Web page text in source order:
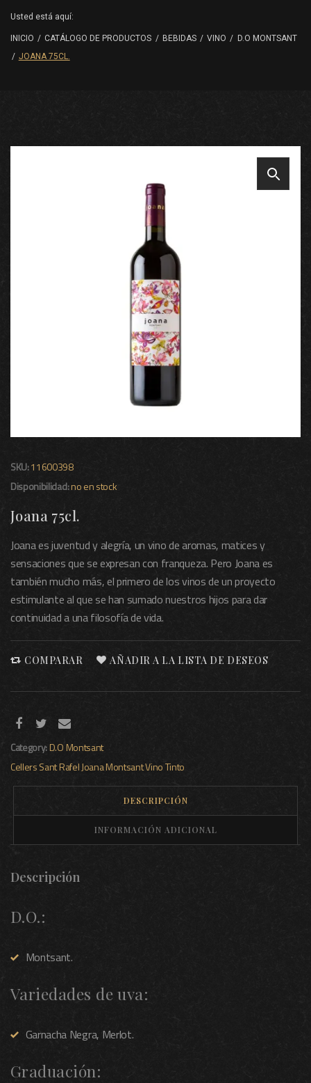
Usted está aquí:
INICIO / CATÁLOGO DE PRODUCTOS / BEBIDAS / VINO / D.O MONTSANT
/ JOANA 75CL.
SKU:11600398
Disponibilidad:no en stock
Joana 75cl.
Joana es juventud y alegría, un vino de aromas, matices y
sensaciones que se expresan con franqueza. Pero Joana es
también mucho más, el primero de los vinos de un proyecto
estimulante al que se han sumado nuestros hijos para dar
continuidad a una filosofía de vida.
COMPARAR AÑADIR A LA LISTA DE DESEOS
Category:D.O Montsant
Cellers Sant RafelJoanaMontsantVino Tinto
DESCRIPCIÓN
INFORMACIÓN ADICIONAL
Descripción
D.O.:
Montsant.
Variedades de uva:
Garnacha Negra, Merlot.
Graduación: